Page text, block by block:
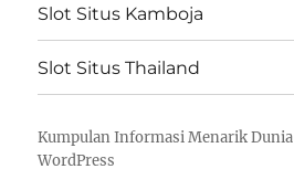
Slot Situs Kamboja
Slot Situs Thailand
Kumpulan Informasi Menarik Dunia
WordPress